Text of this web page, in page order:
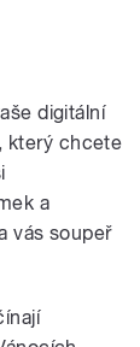
digitální
který chcete
a
vás soupeř